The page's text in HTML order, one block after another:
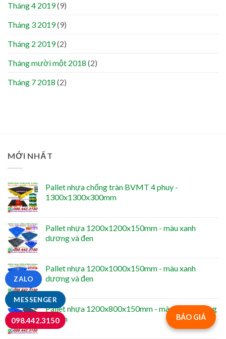
Tháng 4 2019(9)
Tháng 3 2019(9)
Tháng 2 2019(2)
Tháng mười một 2018 (2)
Tháng 7 2018 (2)
MỚI NHẤT
Pallet nhựa chống tràn BVMT 4 phuy -
1300x1300x300mm
Pallet nhựa 1200x1200x150mm - màu xanh
dương và đen
Pallet nhựa 1200x1000x150mm - màu xanh
dương và đen
Pallet nhựa 1200x800x150mm - màu xanh dương
và đen
BÁO GIÁ
MESSENGER
ZALO
098.442.3150